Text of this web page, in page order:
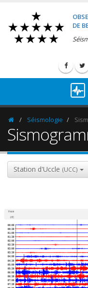
DE
HomepageSéismologie
Station d'Uccle (UCC)
Heure
UTC
00:00
00:30
01:00
01:30
02:00
02:30
03:00
03:30
04:00
04:30
05:00
05:30
06:00
06:30
07:00
07:30